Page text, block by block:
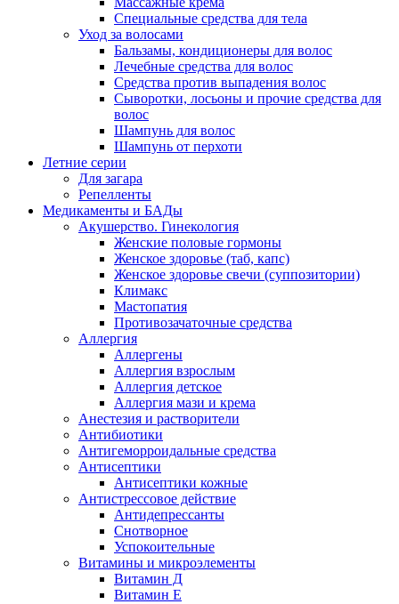
Специальные средства для тела
Уход за волосами
Бальзамы, кондиционеры для волос
Лечебные средства для волос
Средства против выпадения волос
Сыворотки, лосьоны и прочие средства для
волос
Шампунь для волос
Шампунь от перхоти
Летние серии
Для загара
Репелленты
Медикаменты и БАДы
Акушерство. Гинекология
Женские половые гормоны
Женское здоровье (таб, капс)
Женское здоровье свечи (суппозитории)
Климакс
Мастопатия
Противозачаточные средства
Аллергия
Аллергены
Аллергия взрослым
Аллергия детское
Аллергия мази и крема
Анестезия и растворители
Антибиотики
Антигеморроидальные средства
Антисептики
Антисептики кожные
Антистрессовое действие
Антидепрессанты
Снотворное
Успокоительные
Витамины и микроэлементы
Витамин Д
Витамин Е